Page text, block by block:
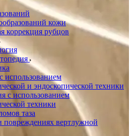
кожи
коррекция рубцов
использованием
и эндоскопической техники
с использованием
техники
таза
вертлужной